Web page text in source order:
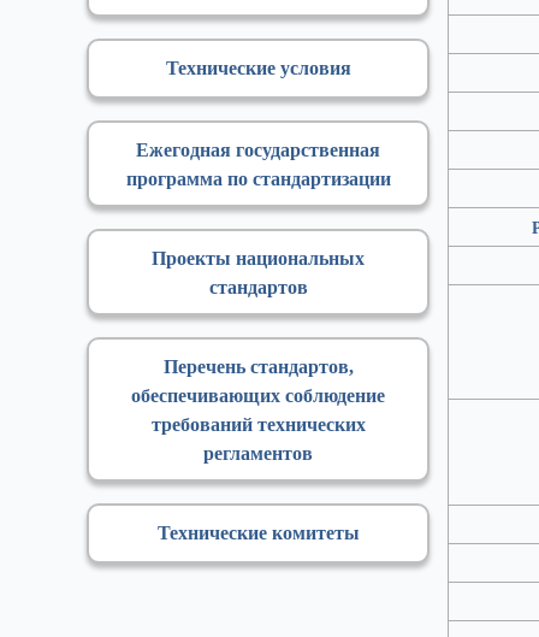
Технические условия
Ежегодная государственная
программа по стандартизации
Проекты национальных
стандартов
Перечень стандартов,
обеспечивающих соблюдение
требований технических
регламентов
Технические комитеты